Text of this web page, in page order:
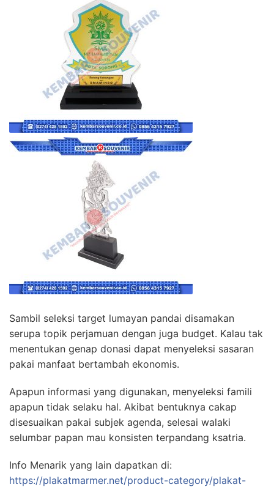
Sambil seleksi target lumayan pandai disamakan
serupa topik perjamuan dengan juga budget. Kalau tak
menentukan genap donasi dapat menyeleksi sasaran
pakai manfaat bertambah ekonomis.
Apapun informasi yang digunakan, menyeleksi famili
apapun tidak selaku hal. Akibat bentuknya cakap
disesuaikan pakai subjek agenda, selesai walaki
selumbar papan mau konsisten terpandang ksatria.
Info Menarik yang lain dapatkan di:
https://plakatmarmer.net/product-category/plakat-